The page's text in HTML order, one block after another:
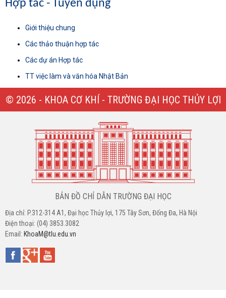
Hợp tác - Tuyển dụng
Giới thiệu chung
Các thảo thuận hợp tác
Các dự án Hợp tác
TT việc làm và văn hóa Nhật Bản
© 2026 - KHOA CƠ KHÍ - TRƯỜNG ĐẠI HỌC THỦY LỢI
BẢN ĐỒ CHỈ DẪN TRƯỜNG ĐẠI HỌC
Địa chỉ: P.312-314 A1, Đại học Thủy lợi, 175 Tây Sơn, Đống Đa, Hà Nội
Điện thoại: (04) 3853.3082
Email: KhoaM@tlu.edu.vn